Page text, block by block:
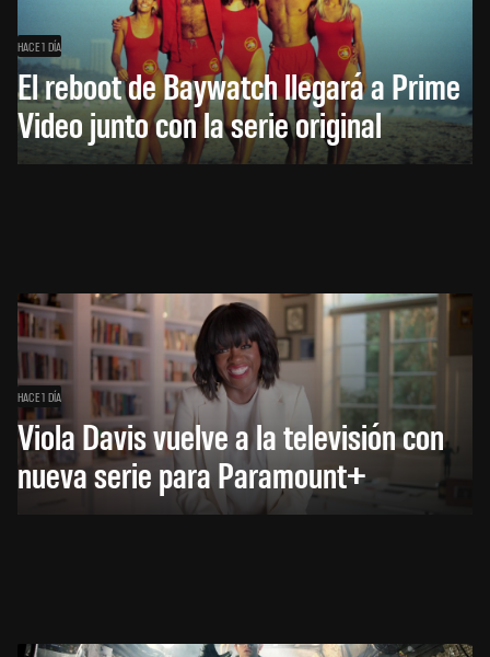
HACE 1 DÍA
El reboot de Baywatch llegará a Prime
Video junto con la serie original
HACE 1 DÍA
Viola Davis vuelve a la televisión con
nueva serie para Paramount+